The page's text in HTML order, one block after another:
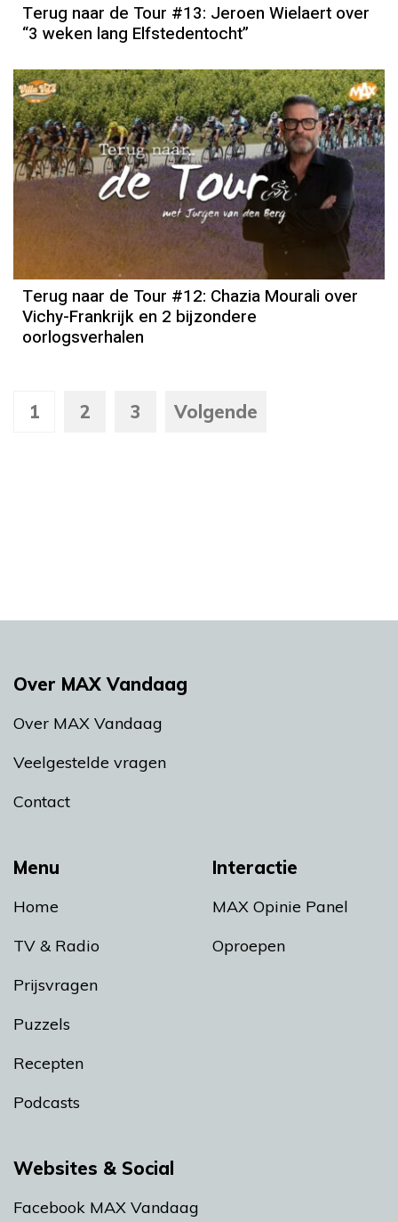
Terug naar de Tour #13: Jeroen Wielaert over
“3 weken lang Elfstedentocht”
Terug naar de Tour #12: Chazia Mourali over
Vichy-Frankrijk en 2 bijzondere
oorlogsverhalen
1 2 3 Volgende
Menu
Home
TV & Radio
Prijsvragen
Puzzels
Recepten
Podcasts
Interactie
MAX Opinie Panel
Oproepen
Over MAX Vandaag
Over MAX Vandaag
Veelgestelde vragen
Contact
Websites & Social
Facebook MAX Vandaag